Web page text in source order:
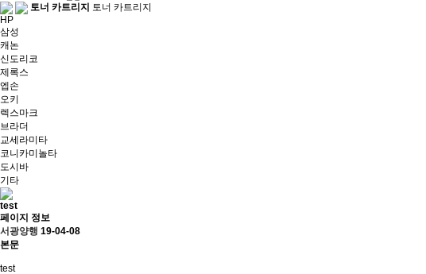
토너 카트리지 토너 카트리지
HP
삼성
캐논
신도리코
제록스
엡손
오키
렉스마크
브라더
교세라미타
코니카미놀타
도시바
기타
test
페이지 정보
서광양행 19-04-08
본문
test